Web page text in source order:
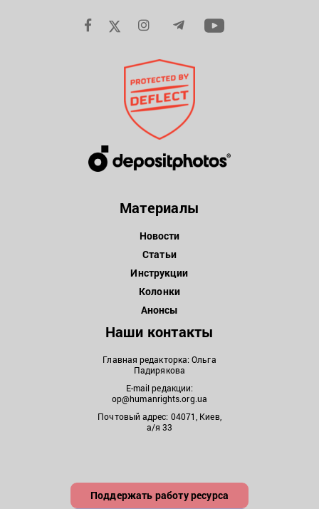
Материалы
Новости
Статьи
Инструкции
Колонки
Анонсы
Наши контакты
Главная редакторка: Ольга
Падирякова
E-mail редакции:
op@humanrights.org.ua
Почтовый адрес: 04071, Киев,
а/я 33
Поддержать работу ресурса